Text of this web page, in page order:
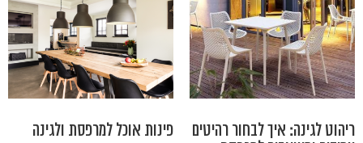
ריהוט לגינה: איך לבחור רהיטים
פינות אוכל למרפסת ולגינה